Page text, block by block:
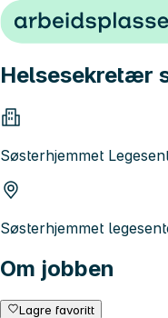
Hopp til innhold
Helsesekretær
Søsterhjemmet
Søsterhjemmet
Om jobben
Lagre favoritt